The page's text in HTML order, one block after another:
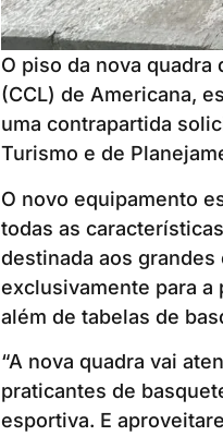
O piso da nova
(CCL) de Americana,
uma contrapartida
Turismo e de
O novo equipamento
todas as
destinada aos
exclusivamente para a
além de tabelas de
“A nova quadra vai
praticantes de
esportiva. E